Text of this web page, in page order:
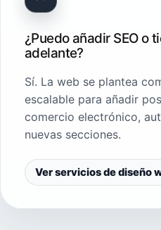
¿Puedo añadir SEO o
adelante?
Sí. La web se plantea
escalable para añadir
comercio electrónico,
nuevas secciones.
Ver servicios de diseño